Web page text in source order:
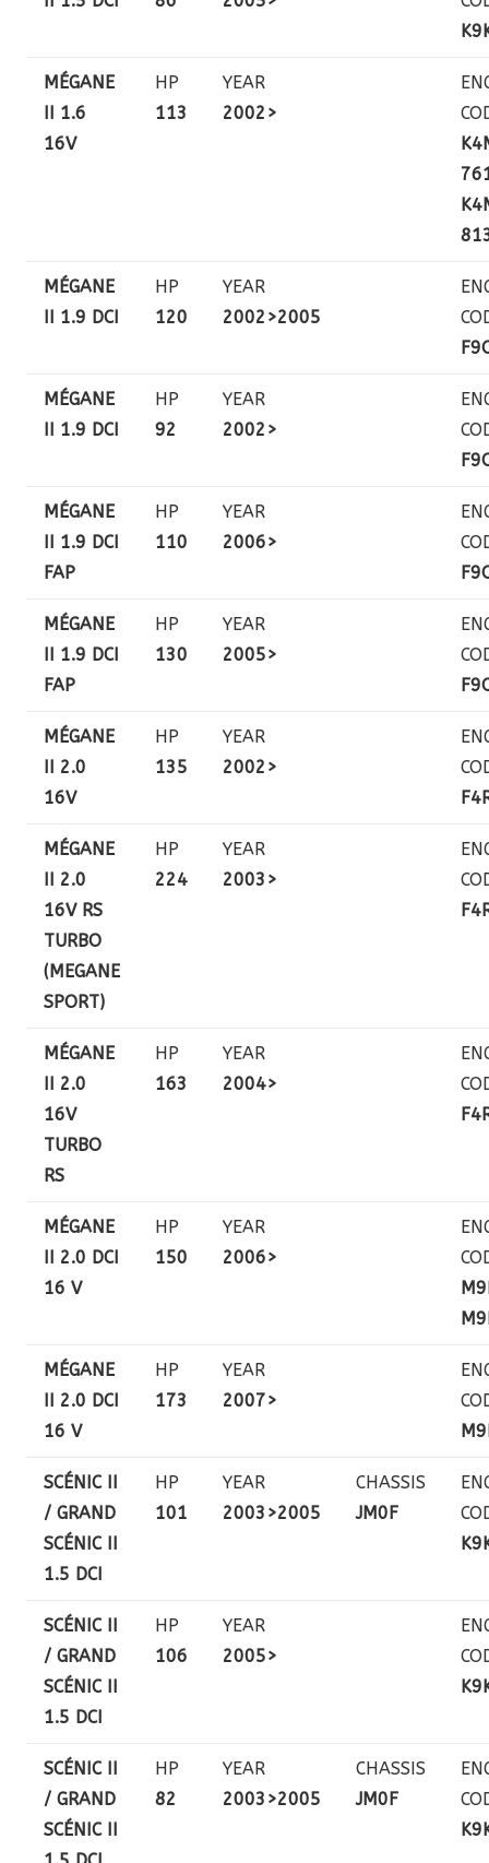
MÉGANE
II 1.6
16V
HP
113
YEAR
2002>
MÉGANE
II 1.9 DCI
HP
120
YEAR
2002>2005
MÉGANE
II 1.9 DCI
HP
92
YEAR
2002>
MÉGANE
II 1.9 DCI
FAP
HP
110
YEAR
2006>
MÉGANE
II 1.9 DCI
FAP
HP
130
YEAR
2005>
MÉGANE
II 2.0
16V
HP
135
YEAR
2002>
MÉGANE
II 2.0
16V RS
TURBO
(MEGANE
SPORT)
HP
224
YEAR
2003>
MÉGANE
II 2.0
16V
TURBO
RS
HP
163
YEAR
2004>
MÉGANE
II 2.0 DCI
16 V
HP
150
YEAR
2006>
MÉGANE
II 2.0 DCI
16 V
HP
173
YEAR
2007>
SCÉNIC II
/ GRAND
SCÉNIC II
1.5 DCI
HP
101
YEAR
2003>2005
CHASSIS
JM0F
SCÉNIC II
/ GRAND
SCÉNIC II
1.5 DCI
HP
106
YEAR
2005>
SCÉNIC II
/ GRAND
SCÉNIC II
HP
82
YEAR
2003>2005
CHASSIS
JM0F